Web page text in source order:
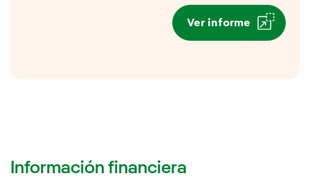
Ver informe
Información financiera